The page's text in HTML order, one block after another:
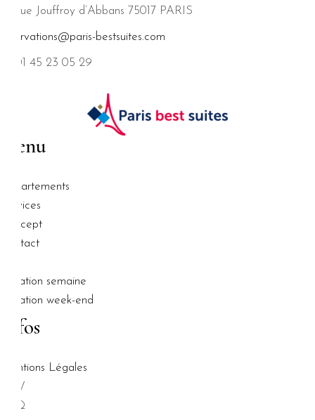
83 rue Jouffroy d’Abbans 75017 PARIS
reservations@paris-bestsuites.com
tel 01 45 23 05 29
Menu
Appartements
Services
Concept
Contact
Location semaine
Location week-end
Infos
Mentions Légales
CGV
FAQ